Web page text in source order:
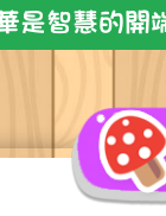
是智慧的